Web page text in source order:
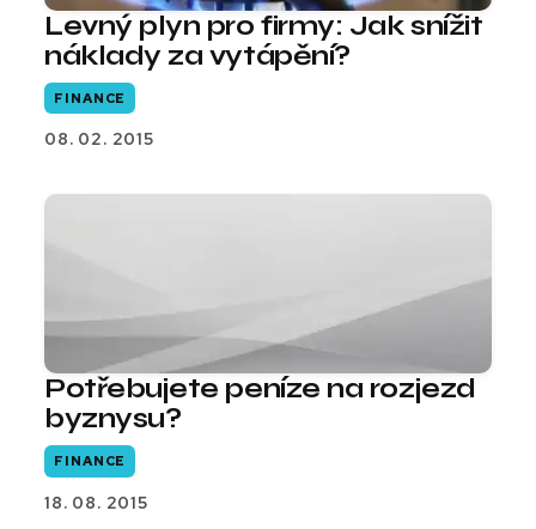
Levný plyn pro firmy: Jak snížit
náklady za vytápění?
FINANCE
08. 02. 2015
Potřebujete peníze na rozjezd
byznysu?
FINANCE
18. 08. 2015